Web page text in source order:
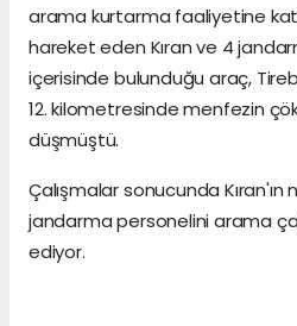
arama kurtarma faaliyetine
hareket eden Kıran ve 4
içerisinde bulunduğu araç,
12. kilometresinde menfezin
düşmüştü.
Çalışmalar sonucunda Kıran'ın
jandarma personelini arama
ediyor.